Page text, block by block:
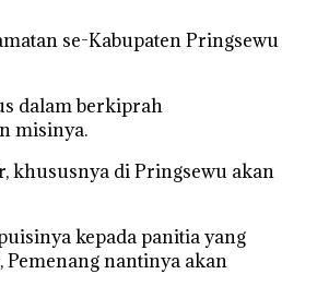
se-Kabupaten Pringsewu
dalam berkiprah
misinya.
khususnya di Pringsewu akan
kepada panitia yang
nantinya akan